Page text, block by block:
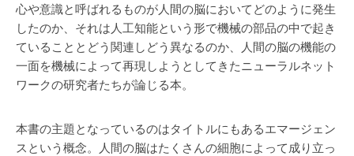
心や意識と呼ばれるものが人間の脳においてどのように発生
したのか、それは人工知能という形で機械の部品の中で起き
ていることとどう関連しどう異なるのか、人間の脳の機能の
一面を機械によって再現しようとしてきたニューラルネット
ワークの研究者たちが論じる本。
本書の主題となっているのはタイトルにもあるエマージェン
スという概念。人間の脳はたくさんの細胞によって成り立っ